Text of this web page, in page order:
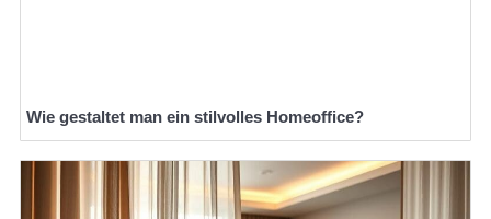
Wie gestaltet man ein stilvolles Homeoffice?